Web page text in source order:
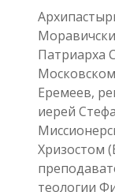
Патриарха
Еремеев,
иерей
Хризостом
теологии